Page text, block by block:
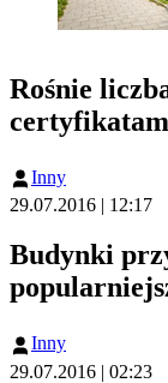
Rośnie
Inny
29.07.2016 | 12:17
Budynki
Inny
29.07.2016 | 02:23